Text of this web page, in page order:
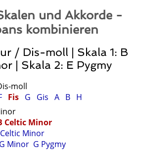
und Akkorde -
kombinieren
/ Dis-moll | Skala 1: B
| Skala 2: E Pygmy
moll
Fis G Gis A B H
Celtic Minor
Minor
G Minor G Pygmy